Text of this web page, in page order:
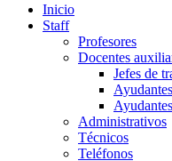
Inicio
Staff
Profesores
Docentes
Jefes de
Administrativos
Técnicos
Teléfonos